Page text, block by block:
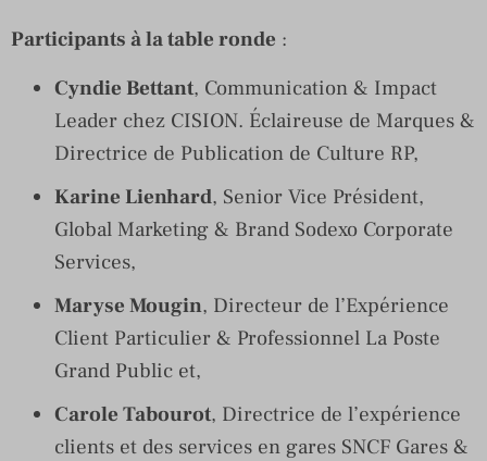
Participants à la table ronde :
Cyndie Bettant, Communication & Impact
Leader chez CISION. Éclaireuse de Marques &
Directrice de Publication de Culture RP,
Karine Lienhard, Senior Vice Président,
Global Marketing & Brand Sodexo Corporate
Services,
Maryse Mougin, Directeur de l’Expérience
Client Particulier & Professionnel La Poste
Grand Public et,
Carole Tabourot, Directrice de l’expérience
clients et des services en gares SNCF Gares &